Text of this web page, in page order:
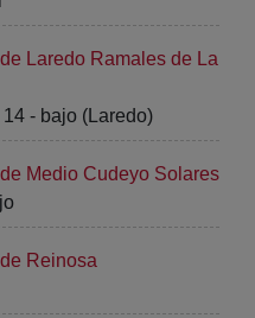
Laredo Ramales de La
- bajo (Laredo)
Medio Cudeyo Solares
Reinosa